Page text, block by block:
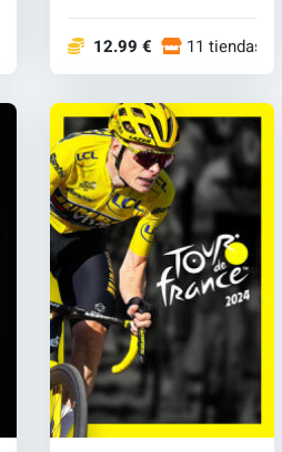
12.99 € 11 tiendas